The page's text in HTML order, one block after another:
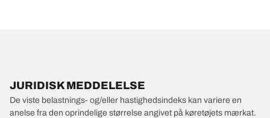
JURIDISK MEDDELELSE
De viste belastnings- og/eller hastighedsindeks kan variere en
anelse fra den oprindelige størrelse angivet på køretøjets mærkat.